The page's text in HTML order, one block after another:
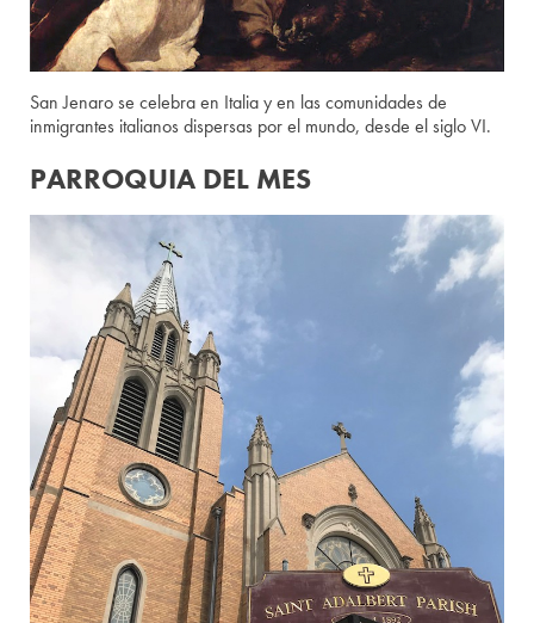
San Jenaro se celebra en Italia y en las comunidades de
inmigrantes italianos dispersas por el mundo, desde el siglo VI.
PARROQUIA DEL MES